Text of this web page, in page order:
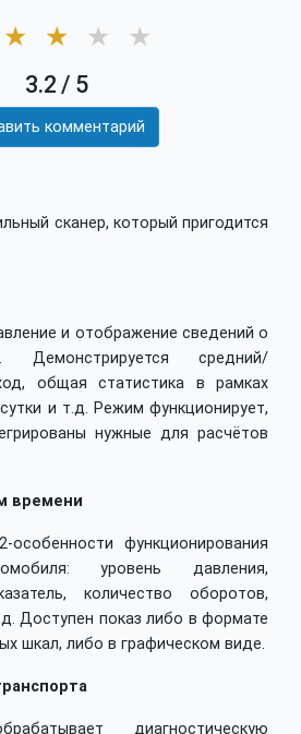
★ ★ ★ ★
3.2 / 5
комментарий
сканер, который пригодится
и отображение сведений о
Демонстрируется средний/
общая статистика в рамках
и т.д. Режим функционирует,
нужные для расчётов
времени
особенности функционирования
уровень давления,
количество оборотов,
Доступен показ либо в формате
шкал, либо в графическом виде.
диагностическую